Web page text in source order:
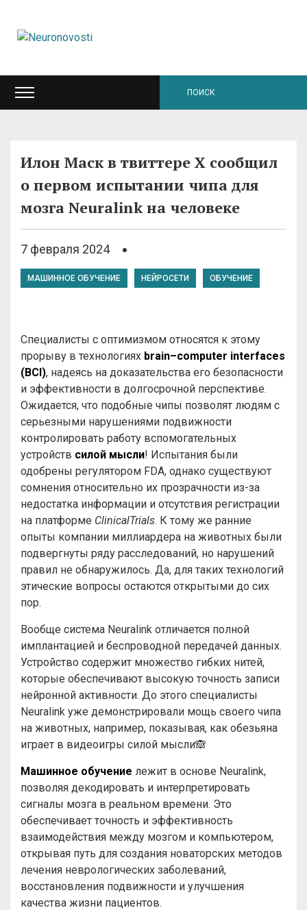
Илон Маск в твиттере Х сообщил
о первом испытании чипа для
мозга Neuralink на человеке
7 февраля 2024
МАШИННОЕ ОБУЧЕНИЕ НЕЙРОСЕТИ ОБУЧЕНИЕ
Специалисты с оптимизмом относятся к этому
прорыву в технологиях brain–computer interfaces
(BCI), надеясь на доказательства его безопасности
и эффективности в долгосрочной перспективе.
Ожидается, что подобные чипы позволят людям с
серьезными нарушениями подвижности
контролировать работу вспомогательных
устройств силой мысли! Испытания были
одобрены регулятором FDA, однако существуют
сомнения относительно их прозрачности из-за
недостатка информации и отсутствия регистрации
на платформе ClinicalTrials. К тому же ранние
опыты компании миллиардера на животных были
подвергнуты ряду расследований, но нарушений
правил не обнаружилось. Да, для таких технологий
этические вопросы остаются открытыми до сих
пор.
Вообще система Neuralink отличается полной
имплантацией и беспроводной передачей данных.
Устройство содержит множество гибких нитей,
которые обеспечивают высокую точность записи
нейронной активности. До этого специалисты
Neuralink уже демонстрировали мощь своего чипа
на животных, например, показывая, как обезьяна
играет в видеоигры силой мысли🙈
Машинное обучение лежит в основе Neuralink,
позволяя декодировать и интерпретировать
сигналы мозга в реальном времени. Это
обеспечивает точность и эффективность
взаимодействия между мозгом и компьютером,
открывая путь для создания новаторских методов
лечения неврологических заболеваний,
восстановления подвижности и улучшения
качества жизни пациентов.